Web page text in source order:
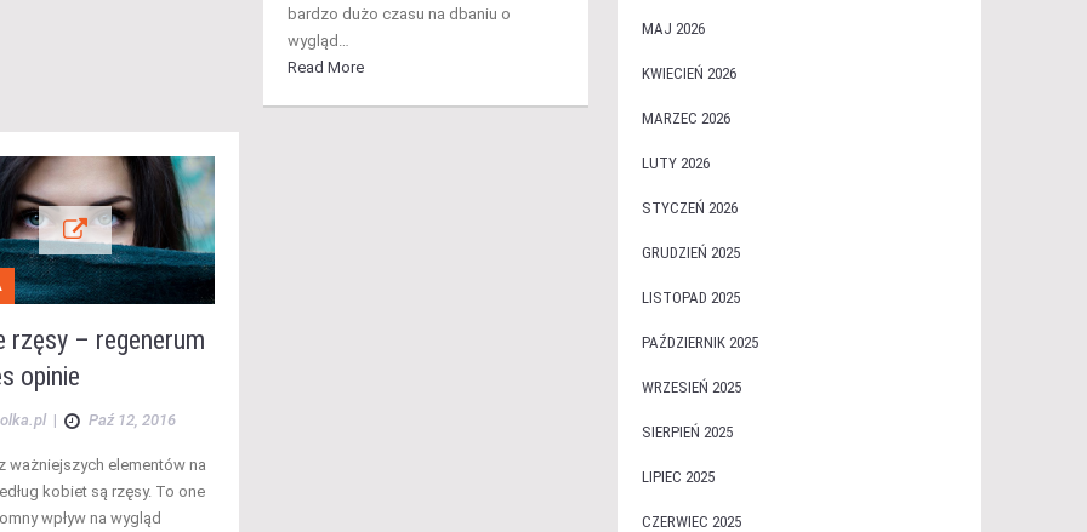
bardzo dużo czasu na dbaniu o
wygląd…
Read More
rzęsy – regenerum
opinie
| Paź 12, 2016
ważniejszych elementów na
kobiet są rzęsy. To one
wpływ na wygląd
MAJ 2026
KWIECIEŃ 2026
MARZEC 2026
LUTY 2026
STYCZEŃ 2026
GRUDZIEŃ 2025
LISTOPAD 2025
PAŹDZIERNIK 2025
WRZESIEŃ 2025
SIERPIEŃ 2025
LIPIEC 2025
CZERWIEC 2025